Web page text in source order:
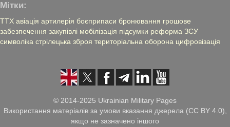
Мітки:
ТТХ авіація артилерія боєприпаси бронювання грошове
забезпечення закупівлі мобілізація підсумки реформа ЗСУ
символіка стрілецька зброя територіальна оборона цифровізація
© 2014-2025 Ukrainian Military Pages
Використання матеріалів за умови вказання джерела (CC BY 4.0),
якщо не зазначено іншого